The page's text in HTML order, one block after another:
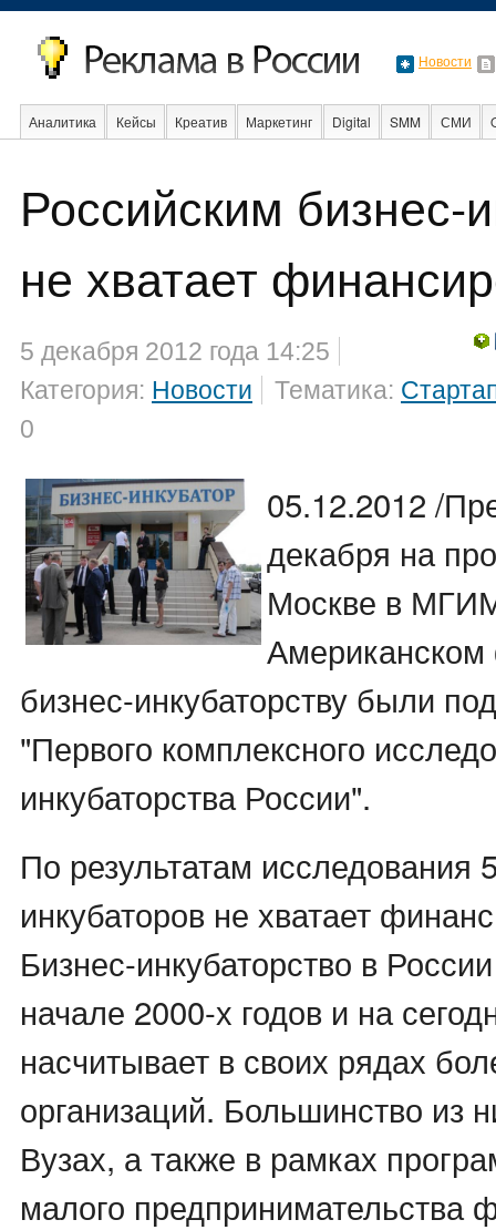
Новости
Аналитика Кейсы Креатив Маркетинг Digital SMM СМИ
Российским бизнес-
не хватает
5 декабря 2012 года 14:25
Категория: Новости Тематика:
0
05.12.2012 /
декабря на
Москве в
бизнес-инкубаторству были
"Первого комплексного
инкубаторства России".
По результатам исследования
инкубаторов не хватает
Бизнес-инкубаторство в
начале 2000-х годов и на
насчитывает в своих рядах
организаций. Большинство из
Вузах, а также в рамках
малого предпринимательства